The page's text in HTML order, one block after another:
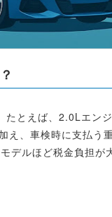
たとえば、2.0Lエン
え、車検時に支払う
デルほど税金負担が